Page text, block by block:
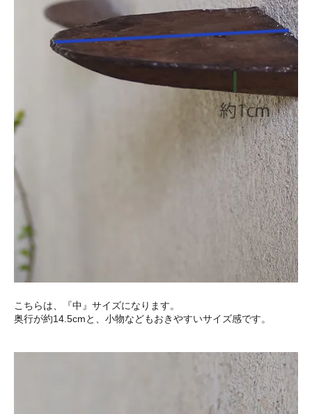
こちらは、『中』サイズになります。
奥行が約14.5cmと、小物などもおきやすいサイズ感です。